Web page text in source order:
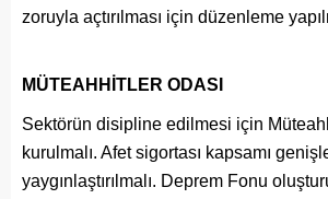
zoruyla açtırılması için düzenleme
MÜTEAHHİTLER ODASI
Sektörün disipline edilmesi için
kurulmalı. Afet sigortası kapsamı
yaygınlaştırılmalı. Deprem Fonu